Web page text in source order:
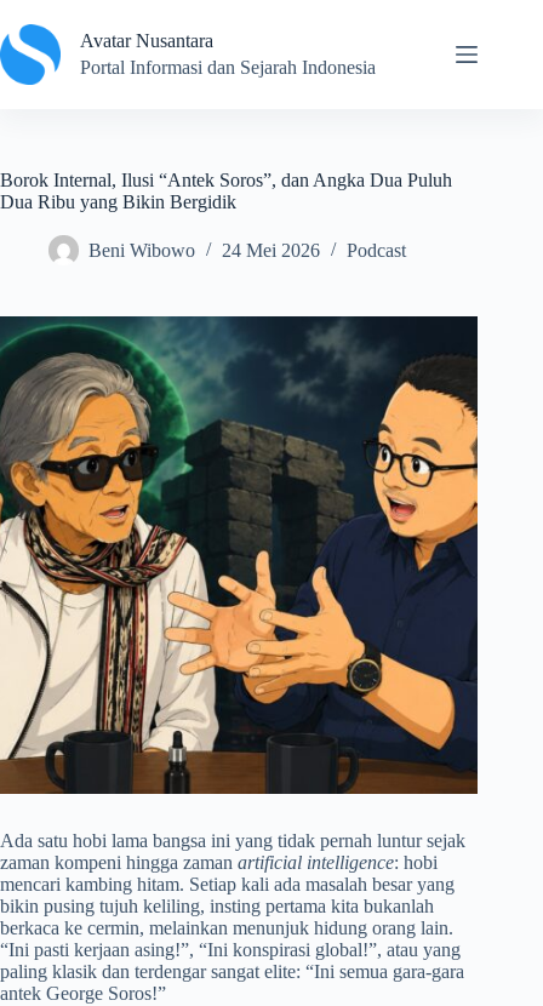
to
content
Avatar Nusantara
Portal Informasi dan Sejarah Indonesia
Borok Internal, Ilusi “Antek Soros”, dan Angka Dua Puluh
Dua Ribu yang Bikin Bergidik
Beni Wibowo 24 Mei 2026 Podcast
Ada satu hobi lama bangsa ini yang tidak pernah luntur sejak
zaman kompeni hingga zaman artificial intelligence: hobi
mencari kambing hitam. Setiap kali ada masalah besar yang
bikin pusing tujuh keliling, insting pertama kita bukanlah
berkaca ke cermin, melainkan menunjuk hidung orang lain.
“Ini pasti kerjaan asing!”, “Ini konspirasi global!”, atau yang
paling klasik dan terdengar sangat elite: “Ini semua gara-gara
antek George Soros!”